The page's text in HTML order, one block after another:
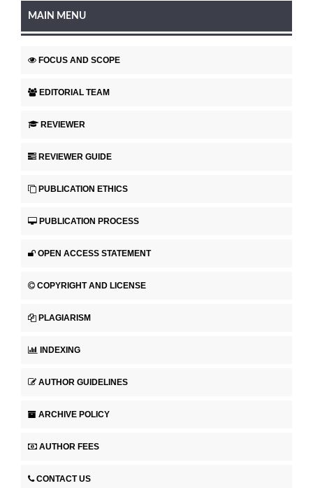
MAIN MENU
FOCUS AND SCOPE
EDITORIAL TEAM
REVIEWER
REVIEWER GUIDE
PUBLICATION ETHICS
PUBLICATION PROCESS
OPEN ACCESS STATEMENT
COPYRIGHT AND LICENSE
PLAGIARISM
INDEXING
AUTHOR GUIDELINES
ARCHIVE POLICY
AUTHOR FEES
CONTACT US